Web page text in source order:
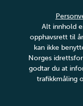
Alt innhold
opphavsrett til
kan ikke
Norges
godtar du at
trafikkmåling